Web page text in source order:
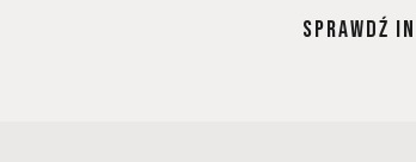
SPRAWDŹ